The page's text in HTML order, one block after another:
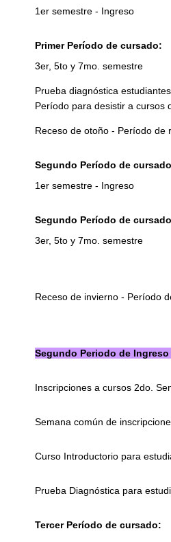
1er semestre - Ingreso
Primer Período de cursado:
3er, 5to y 7mo. semestre
Prueba diagnóstica
Período para desistir a cursos
Receso de otoño - Período de
Segundo Período de
1er semestre - Ingreso
Segundo Período de
3er, 5to y 7mo. semestre
Receso de invierno - Período
Segundo Periodo de
Inscripciones a cursos 2do.
Semana común de
Curso Introductorio para
Prueba Diagnóstica para
Tercer Período de cursado: